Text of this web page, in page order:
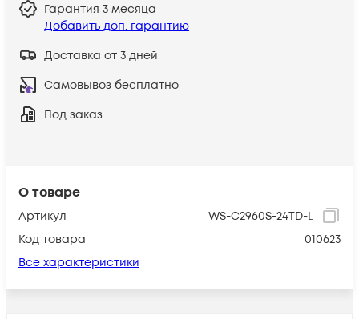
О товаре
Артикул
WS-C2960S-24TD-L
Код товара
010623
Все характеристики
Гарантия 3 месяца
Добавить доп. гарантию
Доставка от 3 дней
Самовывоз бесплатно
Под заказ